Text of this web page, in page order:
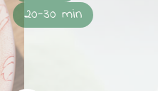
20-30 min